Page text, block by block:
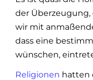
der Überzeugung,
wir mit
dass eine
wünschen,
Religionen hatten